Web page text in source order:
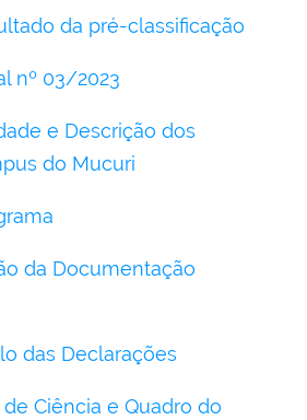
da pré-classificação
nº 03/2023
e Descrição dos
do Mucuri
da Documentação
das Declarações
Ciência e Quadro do